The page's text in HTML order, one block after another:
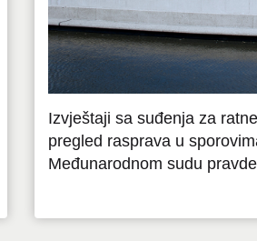
Izvještaji sa suđenja za
pregled rasprava u
Međunarodnom sudu